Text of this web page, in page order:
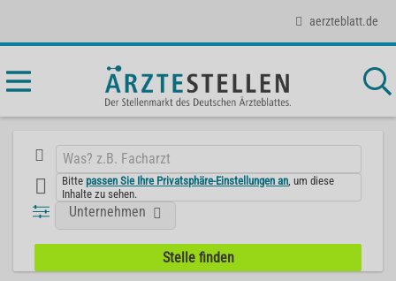
aerzteblatt.de
Bittepassen Sie Ihre Privatsphäre-Einstellungen an , um diese
Inhalte zu sehen.
Unternehmen